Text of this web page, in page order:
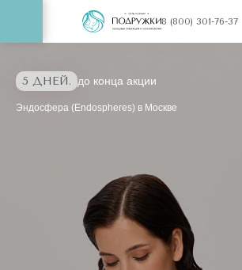
8 (800) 301-76-37
5 ДНЕЙ. до конца акции
Эндосфера (Endospheres) в Москве